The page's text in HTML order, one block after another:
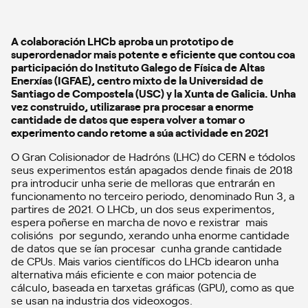
A colaboración LHCb aproba un prototipo de
superordenador mais potente e eficiente que contou coa
participación do Instituto Galego de Física de Altas
Enerxías (IGFAE), centro mixto de la Universidad de
Santiago de Compostela (USC) y la Xunta de Galicia. Unha
vez construido, utilizarase pra procesar a enorme
cantidade de datos que espera volver a tomar o
experimento cando retome a súa actividade en 2021
O Gran Colisionador de Hadróns (LHC) do CERN e tódolos
seus experimentos están apagados dende finais de 2018
pra introducir unha serie de melloras que entrarán en
funcionamento no terceiro periodo, denominado Run 3, a
partires de 2021. O LHCb, un dos seus experimentos,
espera poñerse en marcha de novo e rexistrar mais
colisións por segundo, xerando unha enorme cantidade
de datos que se ían procesar cunha grande cantidade
de CPUs. Mais varios científicos do LHCb idearon unha
alternativa máis eficiente e con maior potencia de
cálculo, baseada en tarxetas gráficas (GPU), como as que
se usan na industria dos videoxogos.